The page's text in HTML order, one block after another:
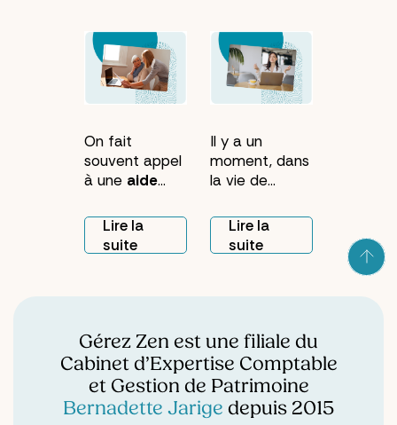
On fait
souvent appel
à une aide
à domicile
pour régler un
problème
relance qui
traîne, un
dossier bloqué.
Ce premier
coup de main
Lire la
suite
Il y a un
moment, dans
la vie de
gens, où le
courrier
s'accumule sur
Par manque
de temps,
d'énergie, ou
simplement
parce qu'on
Lire la
suite
Gérez Zen est une filiale du
Cabinet d’Expertise Comptable
et Gestion de Patrimoine
Bernadette Jarige depuis 2015